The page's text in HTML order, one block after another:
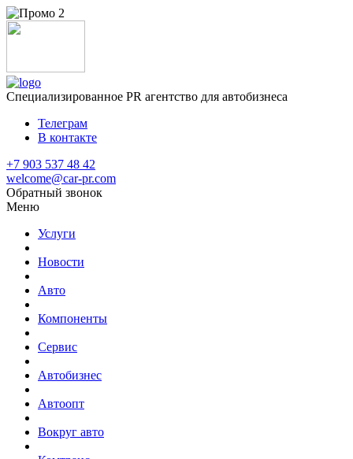
Специализированное PR агентство для автобизнеса
Телеграм
В контакте
+7 903 537 48 42
welcome@car-pr.com
Обратный звонок
Меню
Услуги
Новости
Авто
Компоненты
Сервис
Автобизнес
Автоопт
Вокруг авто